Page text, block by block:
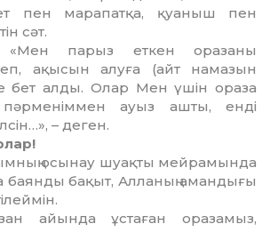
пен марапатқа, қуа­ныш пен
сәт.
«Мен парыз еткен ора­заны
ақысын алуға (айт намазын
бет алды. Олар Мен үшiн ораза
пәрменiммен ауыз аш­ты, ендi
– деген.
осынау шуақты мейрамында
баянды бақыт, Алланың аман­ды­ғы
айында ұстаған ора­замыз,